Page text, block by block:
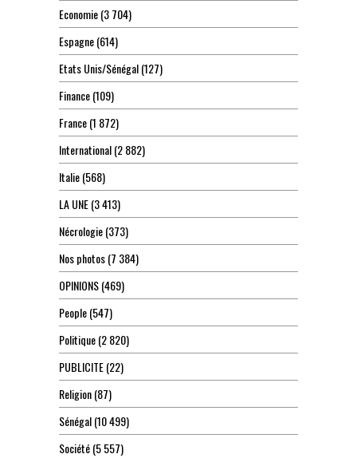
Economie(3 704)
Espagne(614)
Etats Unis/Sénégal(127)
Finance(109)
France(1 872)
International(2 882)
Italie(568)
LA UNE(3 413)
Nécrologie(373)
Nos photos(7 384)
OPINIONS(469)
People(547)
Politique(2 820)
PUBLICITE(22)
Religion(87)
Sénégal(10 499)
Société(5 557)